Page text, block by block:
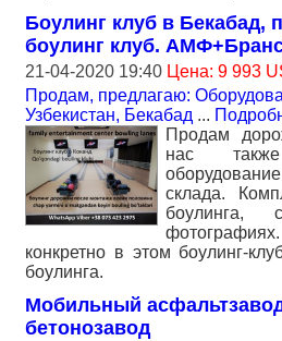
Боулинг клуб в Бекабад,
боулинг клуб.
21-04-2020 19:40 Цена: 9 993
Продам, предлагаю:
Узбекистан, Бекабад ...
Продам
нас
склада.
боулинга,
конкретно в этом боулинг-
боулинга.
Мобильный
бетонозавод